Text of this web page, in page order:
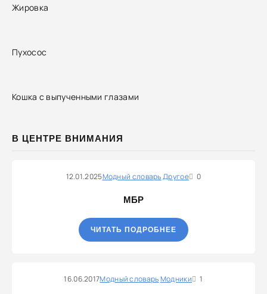
Жировка
Пухосос
Кошка с выпученными глазами
В ЦЕНТРЕ ВНИМАНИЯ
12.01.2025Модный словарьДругое 0
МБР
ЧИТАТЬ ПОДРОБНЕЕ
16.06.2017Модный словарьМодники 1